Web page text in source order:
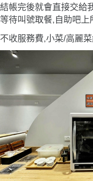
結帳完後就會直接交給
等待叫號取餐,自助吧上
不收服務費,小菜/高麗